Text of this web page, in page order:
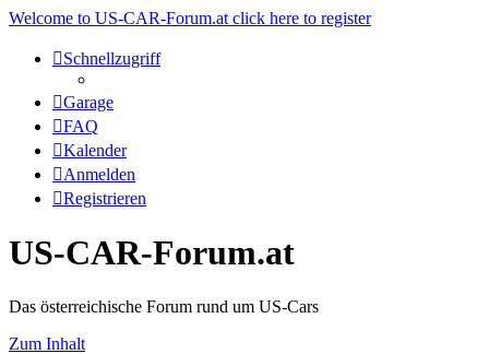
Welcome to US-CAR-Forum.at click here to register
Schnellzugriff
Garage
FAQ
Kalender
Anmelden
Registrieren
US-CAR-Forum.at
Das österreichische Forum rund um US-Cars
Zum Inhalt